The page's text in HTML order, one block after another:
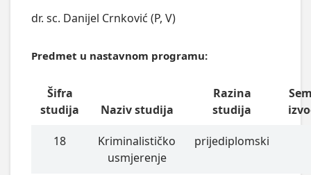
dr. sc. Danijel Crnković (P, V)
Predmet u nastavnom programu:
Šifra
studija
Naziv studija
Razina
studija
18
Kriminalističko
usmjerenje
prijediplomski